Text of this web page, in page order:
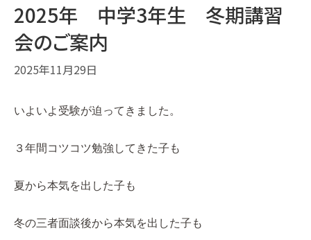
2025年 中学3年生 冬期講習
会のご案内
2025年11月29日
いよいよ受験が迫ってきました。
３年間コツコツ勉強してきた子も
夏から本気を出した子も
冬の三者面談後から本気を出した子も